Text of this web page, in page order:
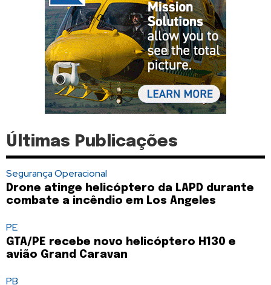
Últimas Publicações
Segurança Operacional
Drone atinge helicóptero da LAPD durante
combate a incêndio em Los Angeles
PE
GTA/PE recebe novo helicóptero H130 e
avião Grand Caravan
PB